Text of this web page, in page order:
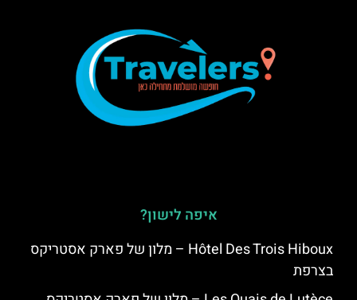
איפה לישון?
Hôtel Des Trois Hiboux – מלון של פארק אסטריקס
בצרפת